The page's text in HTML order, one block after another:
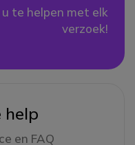
te helpen met elk
verzoek!
help
en FAQ